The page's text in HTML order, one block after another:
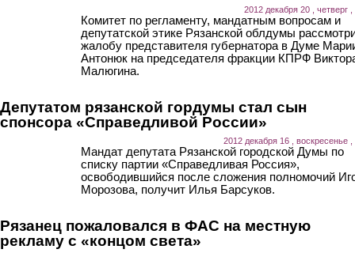
2012 декабря 20 , четверг ,
Комитет по регламенту, мандатным вопросам и
депутатской этике Рязанской облдумы
жалобу представителя губернатора в Думе
Антонюк на председателя фракции КПРФ
Малюгина.
Депутатом рязанской гордумы стал сын
спонсора «Справедливой России»
2012 декабря 16 , воскресенье ,
Мандат депутата Рязанской городской Думы по
списку партии «Справедливая Россия»,
освободившийся после сложения полномочий
Морозова, получит Илья Барсуков.
Рязанец пожаловался в ФАС на местную
рекламу с «концом света»